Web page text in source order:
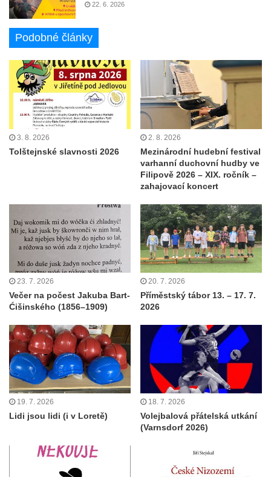
22. 6. 2026
Podobné články
3. 8. 2026
Tolštejnské slavnosti 2026
2. 8. 2026
Mezinárodní hudební festival
varhanní duchovní hudby ve
Filipově 2026 – XIX. ročník –
zahajovací koncert
23. 7. 2026
Večer na počest Jakuba Bart-
Ćišinského (1856–1909)
20. 7. 2026
Příměstský tábor 13. – 17. 7.
2026
19. 7. 2026
Lidi jsou lidi (i v Loretě)
18. 7. 2026
Volejbalová přátelská utkání
(Varnsdorf 2026)